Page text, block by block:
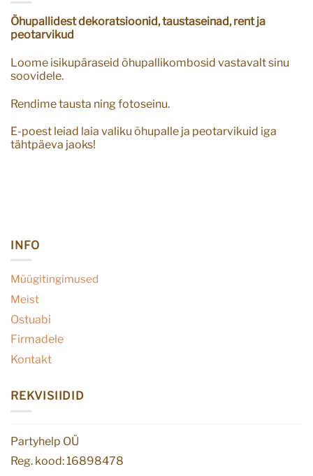
Õhupallidest dekoratsioonid, taustaseinad, rent ja
peotarvikud
Loome isikupäraseid õhupallikombosid vastavalt sinu
soovidele.
Rendime tausta ning fotoseinu.
E-poest leiad laia valiku õhupalle ja peotarvikuid iga
tähtpäeva jaoks!
INFO
Müügitingimused
Meist
Ostuabi
Firmadele
Kontakt
REKVISIIDID
Partyhelp OÜ
Reg. kood: 16898478